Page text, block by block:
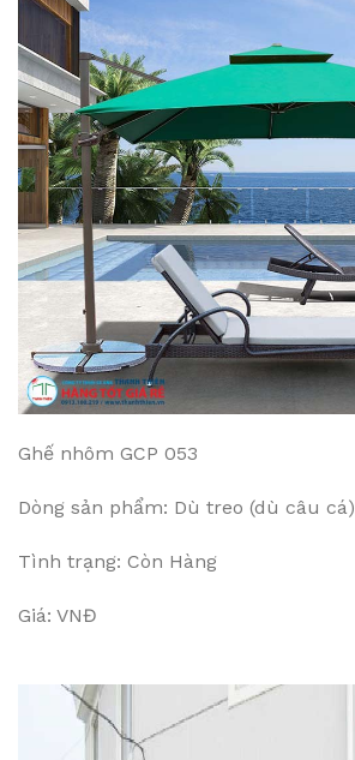
Ghế nhôm GCP 053
Dòng sản phẩm: Dù treo (dù câu cá)
Tình trạng: Còn Hàng
Giá: VNĐ